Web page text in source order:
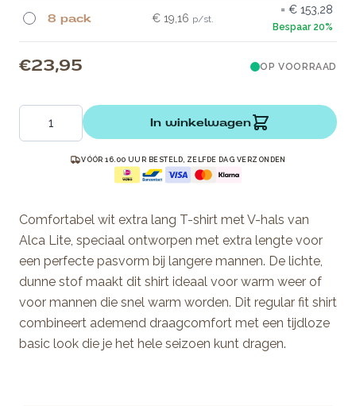
8 pack € 19,16
€ 153,28
€ 23,95 OP VOORRAAD
Aantal
In winkelwagen
VÓÓR 16.00 UUR BESTELD, ZELFDE DAG VERZONDEN
Comfortabel wit extra lang T-shirt met V-hals van
Alca Lite, speciaal ontworpen met extra lengte voor
een perfecte pasvorm bij langere mannen. De lichte,
dunne stof maakt dit shirt ideaal voor warm weer of
voor mannen die snel warm worden. Dit regular fit shirt
combineert ademend draagcomfort met een tijdloze
basic look die je het hele seizoen kunt dragen.